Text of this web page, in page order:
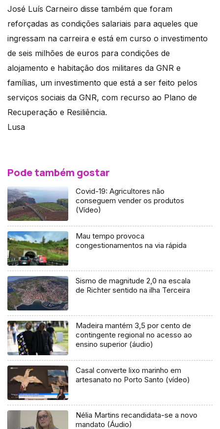
José Luís Carneiro disse também que foram
reforçadas as condições salariais para aqueles que
ingressam na carreira e está em curso o investimento
de seis milhões de euros para condições de
alojamento e habitação dos militares da GNR e
famílias, um investimento que está a ser feito pelos
serviços sociais da GNR, com recurso ao Plano de
Recuperação e Resiliência.
Lusa
Pode também gostar
Covid-19: Agricultores não
conseguem vender os produtos
(Vídeo)
Mau tempo provoca
congestionamentos na via rápida
Sismo de magnitude 2,0 na escala
de Richter sentido na ilha Terceira
Madeira mantém 3,5 por cento de
contingente regional no acesso ao
ensino superior (áudio)
Casal converte lixo marinho em
artesanato no Porto Santo (vídeo)
Nélia Martins recandidata-se a novo
mandato (Áudio)